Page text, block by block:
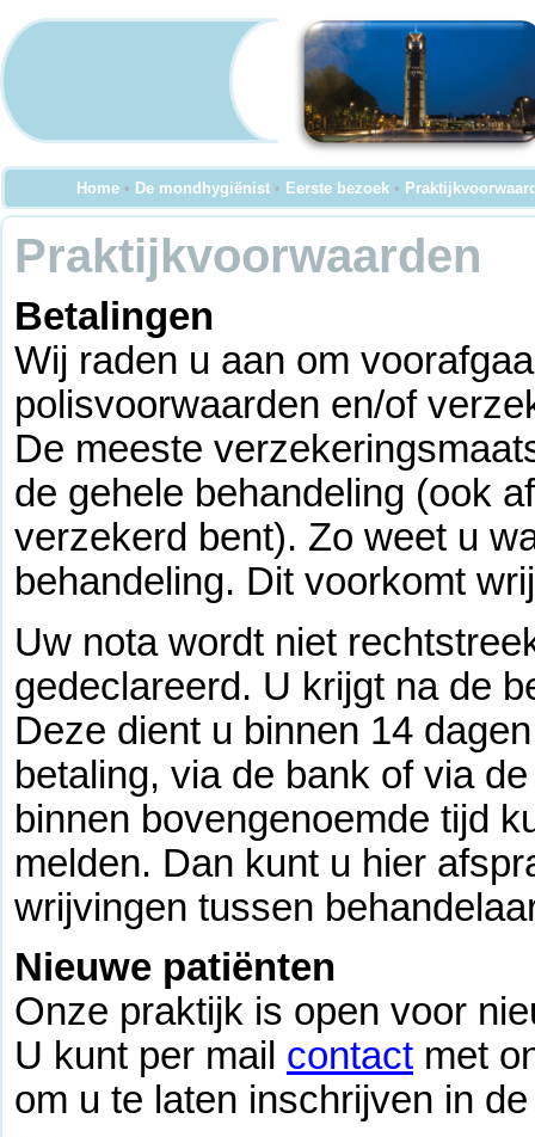
Home • De mondhygiënist • Eerste bezoek •
Praktijkvoorwaarden
Betalingen
Wij raden u aan om
polisvoorwaarden en/of
De meeste
de gehele behandeling (ook
verzekerd bent). Zo weet u
behandeling. Dit voorkomt
Uw nota wordt niet
gedeclareerd. U krijgt na de
Deze dient u binnen 14
betaling, via de bank of via
binnen bovengenoemde tijd
melden. Dan kunt u hier
wrijvingen tussen
Nieuwe patiënten
Onze praktijk is open voor
U kunt per mail contact met
om u te laten inschrijven in